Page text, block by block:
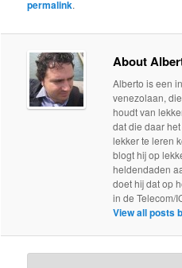
permalink.
About
Alberto is een
venezolaan,
houdt van
dat die daar
lekker te leren
blogt hij op
heldendaden
doet hij dat op
in de Telecom/
View all posts